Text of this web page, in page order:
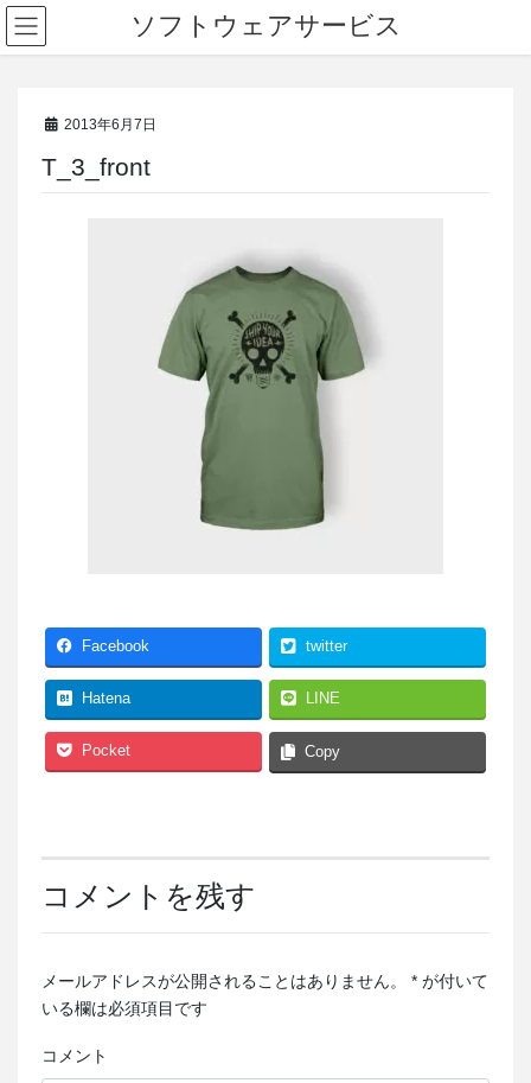
ソフトウェアサービス
2013年6月7日
T_3_front
Facebook twitter
Hatena LINE
Pocket Copy
コメントを残す
メールアドレスが公開されることはありません。 *が付いて
いる欄は必須項目です
コメント